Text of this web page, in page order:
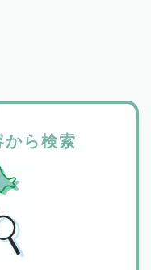
から検索